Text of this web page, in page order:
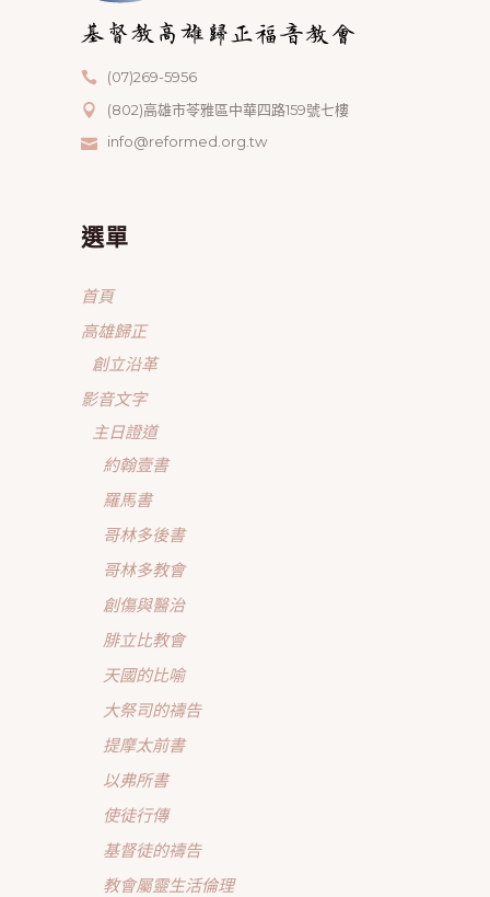
(07)269-5956
(802)高雄市苓雅區中華四路159號七樓
info@reformed.org.tw
選單
首頁
高雄歸正
創立沿革
影音文字
主日證道
約翰壹書
羅馬書
哥林多後書
哥林多教會
創傷與醫治
腓立比教會
天國的比喻
大祭司的禱告
提摩太前書
以弗所書
使徒行傳
基督徒的禱告
教會屬靈生活倫理